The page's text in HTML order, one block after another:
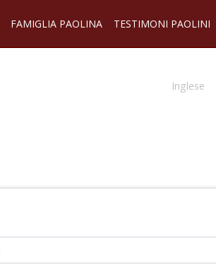
FAMIGLIA PAOLINA TESTIMONI PAOLINI
Inglese